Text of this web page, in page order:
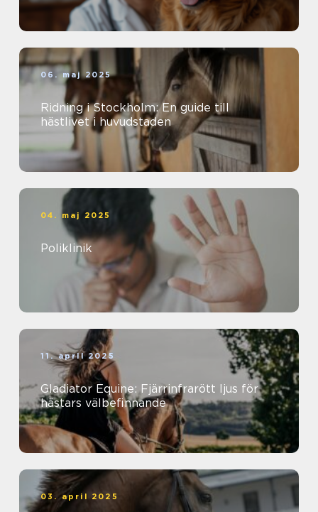
06. maj 2025
Ridning i Stockholm: En guide till
hästlivet i huvudstaden
04. maj 2025
Poliklinik
11. april 2025
Gladiator Equine: Fjärrinfrarött ljus för
hästars välbefinnande
03. april 2025